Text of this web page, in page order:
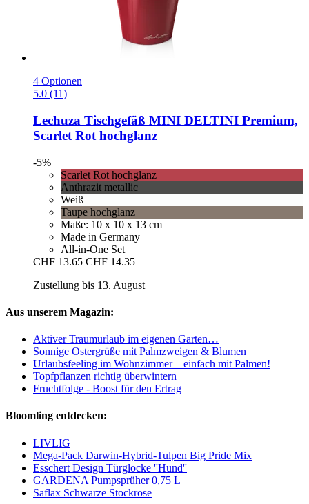
4 Optionen
5.0 (11)
Lechuza Tischgefäß MINI DELTINI Premium,
Scarlet Rot hochglanz
-5%
Scarlet Rot hochglanz
Anthrazit metallic
Weiß
Taupe hochglanz
Maße: 10 x 10 x 13 cm
Made in Germany
All-in-One Set
CHF 13.65 CHF 14.35
Zustellung bis 13. August
Aus unserem Magazin:
Aktiver Traumurlaub im eigenen Garten…
Sonnige Ostergrüße mit Palmzweigen & Blumen
Urlaubsfeeling im Wohnzimmer – einfach mit Palmen!
Topfpflanzen richtig überwintern
Fruchtfolge - Boost für den Ertrag
Bloomling entdecken:
LIVLIG
Mega-Pack Darwin-Hybrid-Tulpen Big Pride Mix
Esschert Design Türglocke ''Hund''
GARDENA Pumpsprüher 0,75 L
Saflax Schwarze Stockrose